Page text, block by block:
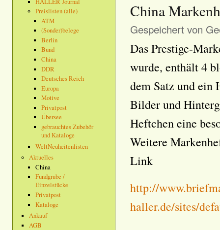
Preislisten (alle)
ATM
(Sonder)belege
Berlin
Bund
China
DDR
Deutsches Reich
Europa
Motive
Privatpost
Übersee
gebrauchtes Zubehör
und Kataloge
WeltNeuheitenlisten
Aktuelles
China
Fundgrube /
Einzelstücke
Privatpost
Kataloge
Ankauf
AGB
China
Gespeichert von
Das Prestige-
wurde, enthält 4
dem Satz und
Bilder und
Heftchen eine
Weitere
Link
http://
haller.de/sites/